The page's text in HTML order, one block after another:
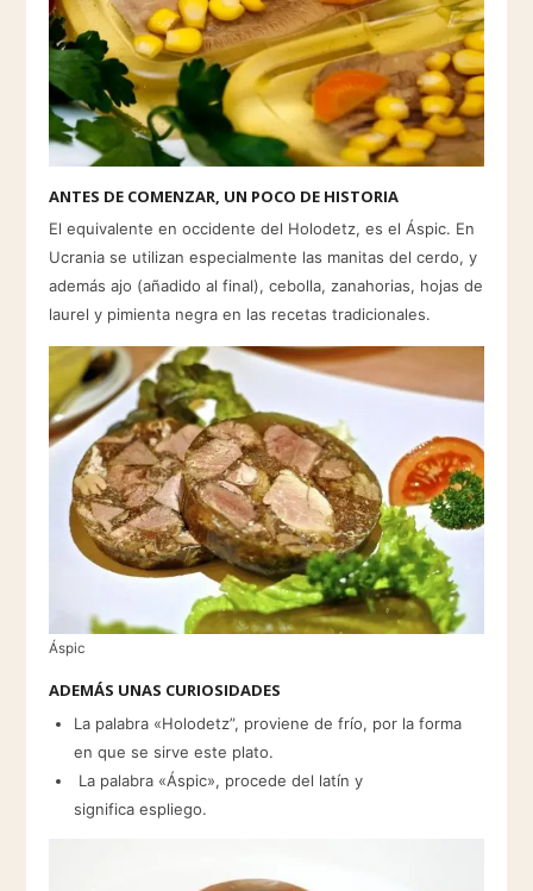
ANTES DE COMENZAR, UN POCO DE HISTORIA
El equivalente en occidente del Holodetz, es el Áspic. En
Ucrania se utilizan especialmente las manitas del cerdo, y
además ajo (añadido al final), cebolla, zanahorias, hojas de
laurel y pimienta negra en las recetas tradicionales.
Áspic
ADEMÁS UNAS CURIOSIDADES
La palabra «Holodetz”, proviene de frío, por la forma
en que se sirve este plato.
La palabra «Áspic», procede del latín y
significa espliego.